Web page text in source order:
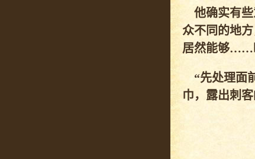
他确实有些
众不同的地
居然能够……
“先处理面
巾，露出刺客